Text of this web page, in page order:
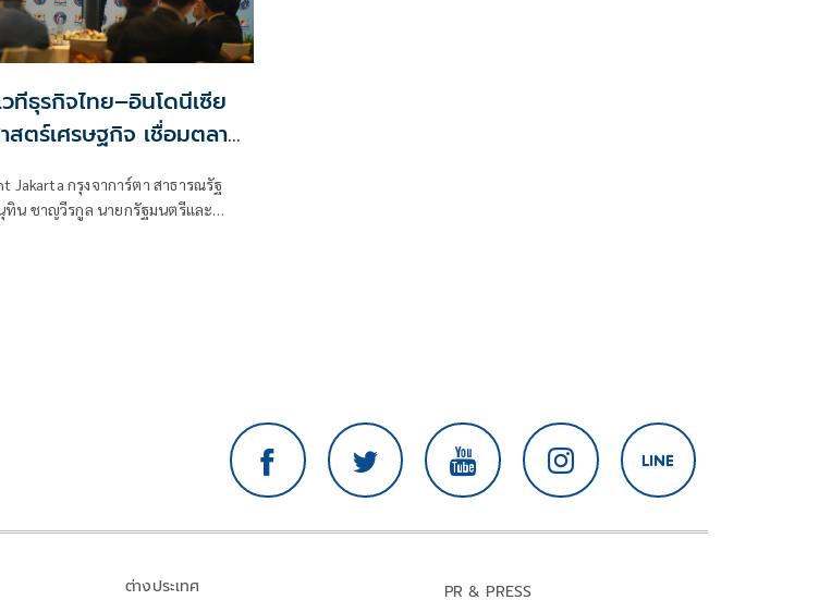
ทีธุรกิจไทย–อินโดนีเซีย
ตร์เศรษฐกิจ เชื่อมตลาด
น
Jakarta กรุงจาการ์ตา สาธารณรัฐ
ทิน ชาญวีรกูล นายกรัฐมนตรีและ
ต่างประเทศ PR & PRESS